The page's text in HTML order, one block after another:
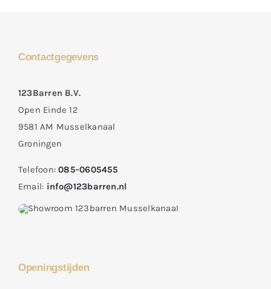
Contactgegevens
123Barren B.V.
Open Einde 12
9581 AM Musselkanaal
Groningen
Telefoon:085-0605455
Email: info@123barren.nl
Openingstijden